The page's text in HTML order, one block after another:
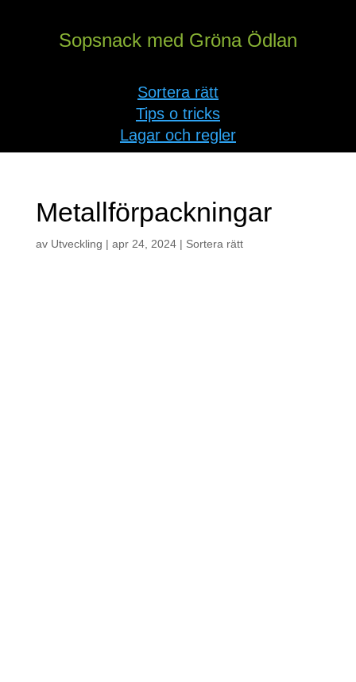
Sopsnack med Gröna Ödlan
Sortera rätt
Tips o tricks
Lagar och regler
Metallförpackningar
av Utveckling | apr 24, 2024| Sortera rätt